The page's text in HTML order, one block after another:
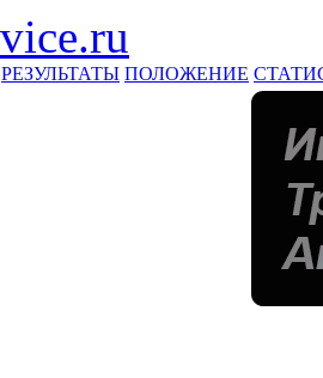
РЕЗУЛЬТАТЫ ПОЛОЖЕНИЕ